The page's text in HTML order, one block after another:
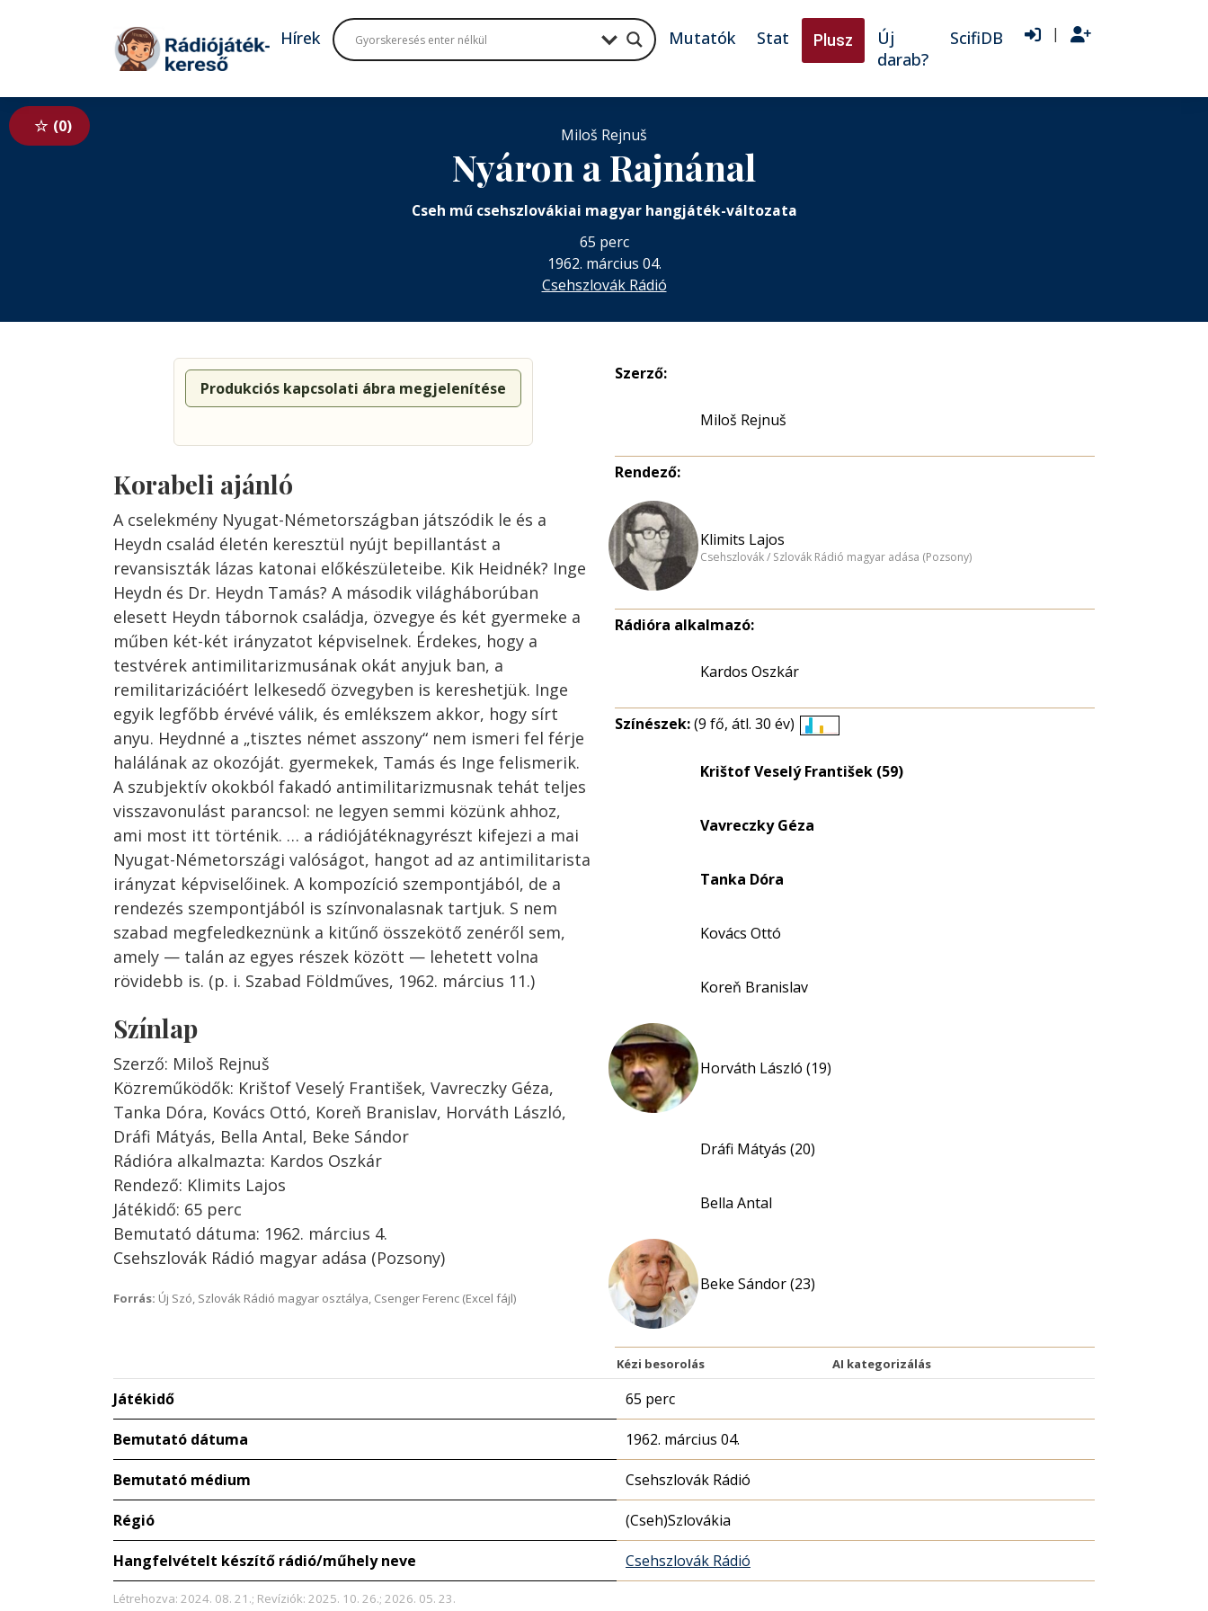
Tovább a tartalomhoz
Hírek Mutatók Stat Plusz
Új
darab?
ScifiDB |
0 Miloš Rejnuš
Nyáron a Rajnánal
Cseh mű csehszlovákiai magyar hangjáték-változata
65 perc
1962. március 04.
Csehszlovák Rádió
Produkciós kapcsolati ábra megjelenítése
Korabeli ajánló
A cselekmény Nyugat-Németországban játszódik le és a
Heydn család életén keresztül nyújt bepillantást a
revansiszták lázas katonai előkészületeibe. Kik Heidnék? Inge
Heydn és Dr. Heydn Tamás? A második világháborúban
elesett Heydn tábornok családja, özvegye és két gyermeke a
műben két-két irányzatot képviselnek. Érdekes, hogy a
testvérek antimilitarizmusának okát anyjuk ban, a
remilitarizációért lelkesedő özvegyben is kereshetjük. Inge
egyik legfőbb érvévé válik, és emlékszem akkor, hogy sírt
anyu. Heydnné a „tisztes német asszony“ nem ismeri fel férje
halálának az okozóját. gyermekek, Tamás és Inge felismerik.
A szubjektív okokból fakadó antimilitarizmusnak tehát teljes
visszavonulást parancsol: ne legyen semmi közünk ahhoz,
ami most itt történik. … a rádiójátéknagyrészt kifejezi a mai
Nyugat-Németországi valóságot, hangot ad az antimilitarista
irányzat képviselőinek. A kompozíció szempontjából, de a
rendezés szempontjából is színvonalasnak tartjuk. S nem
szabad megfeledkeznünk a kitűnő összekötő zenéről sem,
amely — talán az egyes részek között — lehetett volna
rövidebb is. (p. i. Szabad Földműves, 1962. március 11.)
Színlap
Szerző: Miloš Rejnuš
Közreműködők: Krištof Veselý František, Vavreczky Géza,
Tanka Dóra, Kovács Ottó, Koreň Branislav, Horváth László,
Dráfi Mátyás, Bella Antal, Beke Sándor
Rádióra alkalmazta: Kardos Oszkár
Rendező: Klimits Lajos
Játékidő: 65 perc
Bemutató dátuma: 1962. március 4.
Csehszlovák Rádió magyar adása (Pozsony)
Forrás: Új Szó, Szlovák Rádió magyar osztálya, Csenger Ferenc (Excel fájl)
Szerző:
Miloš Rejnuš
Rendező:
Klimits Lajos
Csehszlovák / Szlovák Rádió magyar adása (Pozsony)
Rádióra alkalmazó:
Kardos Oszkár
Színészek:(9 fő, átl. 30 év)
eloszlás
Krištof Veselý František (59)
Vavreczky Géza
Tanka Dóra
Kovács Ottó
Koreň Branislav
Horváth László (19)
Dráfi Mátyás (20)
Bella Antal
Beke Sándor (23)
Kézi besorolás AI kategorizálás
Játékidő 65 perc
Bemutató dátuma 1962. március 04.
Bemutató médium Csehszlovák Rádió
Régió (Cseh)Szlovákia
Hangfelvételt készítő rádió/műhely neve Csehszlovák Rádió
Létrehozva: 2024. 08. 21.; Revíziók: 2025. 10. 26.; 2026. 05. 23.